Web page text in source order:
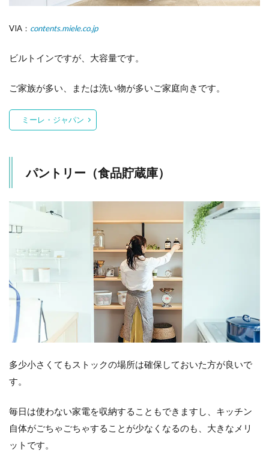
VIA： contents.miele.co.jp
ビルトインですが、大容量です。
ご家族が多い、または洗い物が多いご家庭向きです。
ミーレ・ジャパン
パントリー（食品貯蔵庫）
多少小さくてもストックの場所は確保しておいた方が良いで
す。
毎日は使わない家電を収納することもできますし、キッチン
自体がごちゃごちゃすることが少なくなるのも、大きなメリ
ットです。